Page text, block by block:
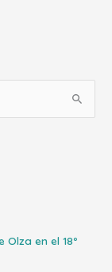
en el 18º